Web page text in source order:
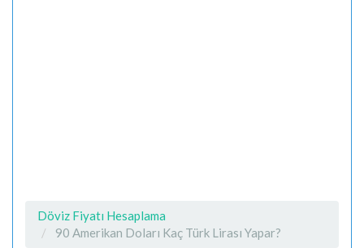
Döviz Fiyatı Hesaplama
90 Amerikan Doları Kaç Türk Lirası Yapar?